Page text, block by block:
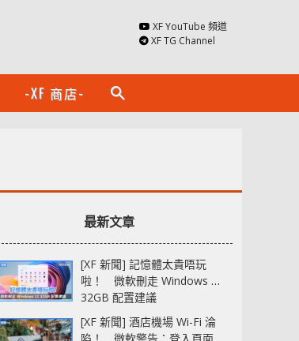
XF YouTube 頻道
XF TG Channel
-XF 商店- search
最新文章
[XF 新聞] 記憶體太貴唔玩
啦！ 微軟刪走 Windows 11
32GB 配置建議
[XF 新聞] 酒店機場 Wi-Fi 淪